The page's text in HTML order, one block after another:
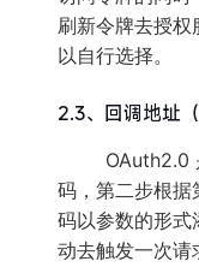
刷新令牌去授
以自行选择。
2.3、回调地址
OAuth2.0 是
码，第二步根据
码以参数的形
动去触发一次请